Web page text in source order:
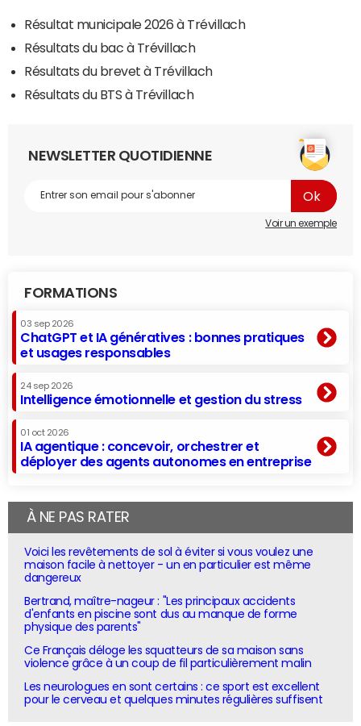
Résultat municipale 2026 à Trévillach
Résultats du bac à Trévillach
Résultats du brevet à Trévillach
Résultats du BTS à Trévillach
NEWSLETTER QUOTIDIENNE
Voir un exemple
FORMATIONS
03 sep 2026
ChatGPT et IA génératives : bonnes pratiques
et usages responsables
24 sep 2026
Intelligence émotionnelle et gestion du stress
01 oct 2026
IA agentique : concevoir, orchestrer et
déployer des agents autonomes en entreprise
À NE PAS RATER
Voici les revêtements de sol à éviter si vous voulez une
maison facile à nettoyer - un en particulier est même
dangereux
Bertrand, maître-nageur : "Les principaux accidents
d'enfants en piscine sont dus au manque de forme
physique des parents"
Ce Français déloge les squatteurs de sa maison sans
violence grâce à un coup de fil particulièrement malin
Les neurologues en sont certains : ce sport est excellent
pour le cerveau et quelques minutes régulières suffisent